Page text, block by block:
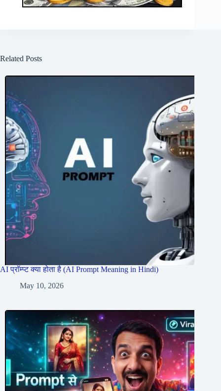
Related Posts
AI प्रॉम्प्ट क्या होता है (AI Prompt Meaning in Hindi)
May 10, 2026